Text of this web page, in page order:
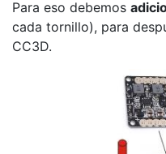
Para eso debemos
cada tornillo), para
CC3D.